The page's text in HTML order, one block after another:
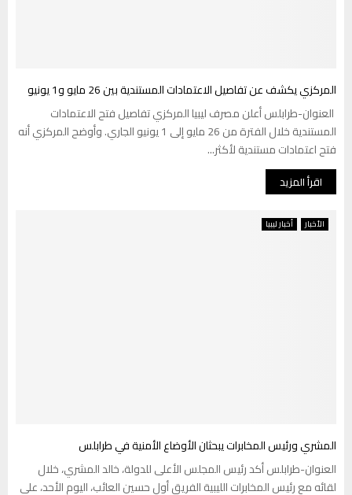
المركزي يكشف عن تفاصيل الاعتمادات المستندية بين 26 مايو و1 يونيو
العنوان-طرابلس أعلن مصرف ليبيا المركزي تفاصيل فتح الاعتمادات
المستندية خلال الفترة من 26 مايو إلى 1 يونيو الجاري. وأوضح المركزي أنه
فتح اعتمادات مستندية لأكثر...
اقرأ المزيد
الأخبار أخبار ليبيا
المشري ورئيس المخابرات يبحثان الأوضاع الأمنية في طرابلس
العنوان-طرابلس أكد رئيس المجلس الأعلى للدولة، خالد المشري، خلال
لقائه مع رئيس المخابرات الليبية الفريق أول حسين العائب، اليوم الأحد، على